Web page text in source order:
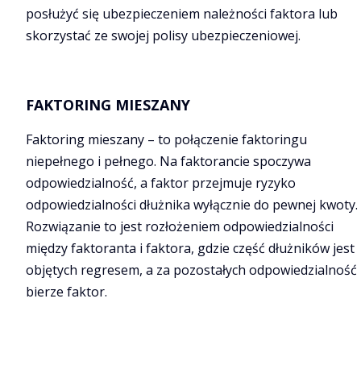
posłużyć się ubezpieczeniem należności faktora lub
skorzystać ze swojej polisy ubezpieczeniowej.
FAKTORING MIESZANY
Faktoring mieszany – to połączenie faktoringu
niepełnego i pełnego. Na faktorancie spoczywa
odpowiedzialność, a faktor przejmuje ryzyko
odpowiedzialności dłużnika wyłącznie do pewnej kwoty.
Rozwiązanie to jest rozłożeniem odpowiedzialności
między faktoranta i faktora, gdzie część dłużników jest
objętych regresem, a za pozostałych odpowiedzialność
bierze faktor.